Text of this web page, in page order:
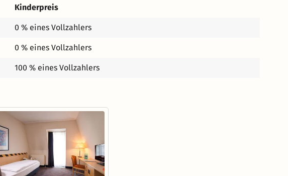
Kinderpreis
0 % eines Vollzahlers
0 % eines Vollzahlers
100 % eines Vollzahlers